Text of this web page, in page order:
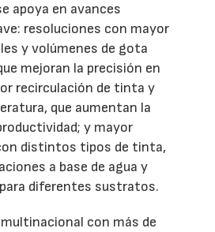
apoya en avances
resoluciones con mayor
y volúmenes de gota
mejoran la precisión en
recirculación de tinta y
que aumentan la
y mayor
distintos tipos de tinta,
a base de agua y
diferentes sustratos.
con más de